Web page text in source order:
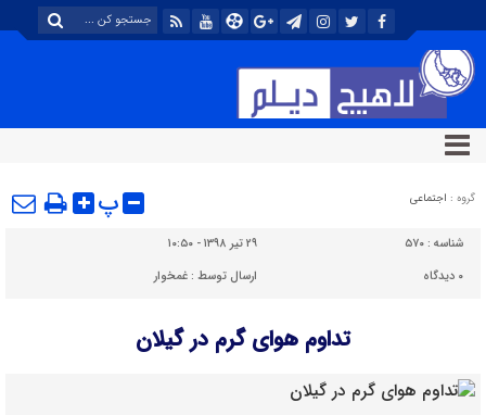
گروه : اجتماعی پ
شناسه : ۵۷۰
۲۹ تیر ۱۳۹۸ - ۱۰:۵۰
۰ دیدگاه ارسال توسط :غمخوار
تداوم هوای گرم در گیلان